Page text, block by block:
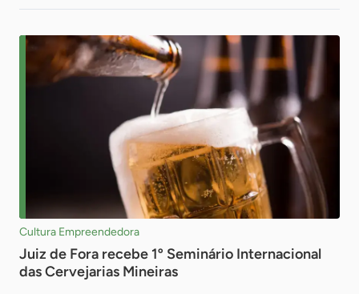
Cultura Empreendedora
Juiz de Fora recebe 1º Seminário Internacional
das Cervejarias Mineiras